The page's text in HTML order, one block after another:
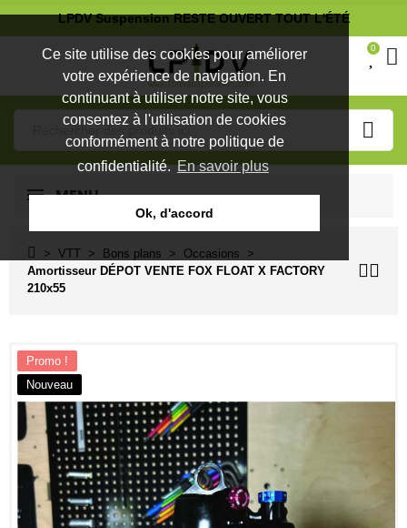
Ce site utilise des cookies pour améliorer
votre expérience de navigation. En
continuant à utiliser notre site, vous
consentez à l'utilisation de cookies
conformément à notre politique de
confidentialité.En savoir plus
Ok, d'accord
LPDV Suspension RESTE OUVERT TOUT L'ÉTÉ
0
MENU
VTT Bons plans
Occasions
Amortisseur DÉPOT VENTE FOX FLOAT X FACTORY
210x55
Promo !
Nouveau